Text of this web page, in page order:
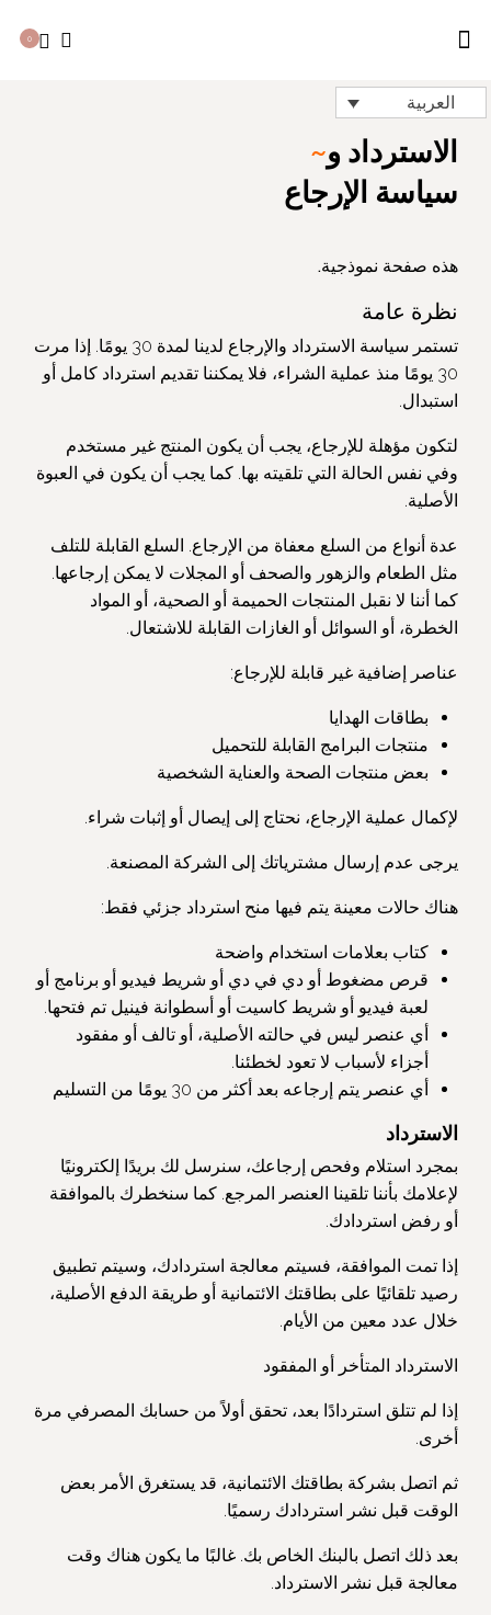
0
الاسترداد و~
سياسة الإرجاع
هذه صفحة نموذجية.
نظرة عامة
تستمر سياسة الاسترداد والإرجاع لدينا لمدة 30 يومًا. إذا مرت
30 يومًا منذ عملية الشراء، فلا يمكننا تقديم استرداد كامل أو
استبدال.
لتكون مؤهلة للإرجاع، يجب أن يكون المنتج غير مستخدم
وفي نفس الحالة التي تلقيته بها. كما يجب أن يكون في العبوة
الأصلية.
عدة أنواع من السلع معفاة من الإرجاع. السلع القابلة للتلف
مثل الطعام والزهور والصحف أو المجلات لا يمكن إرجاعها.
كما أننا لا نقبل المنتجات الحميمة أو الصحية، أو المواد
الخطرة، أو السوائل أو الغازات القابلة للاشتعال.
عناصر إضافية غير قابلة للإرجاع:
بطاقات الهدايا
منتجات البرامج القابلة للتحميل
بعض منتجات الصحة والعناية الشخصية
لإكمال عملية الإرجاع، نحتاج إلى إيصال أو إثبات شراء.
يرجى عدم إرسال مشترياتك إلى الشركة المصنعة.
هناك حالات معينة يتم فيها منح استرداد جزئي فقط:
كتاب بعلامات استخدام واضحة
قرص مضغوط أو دي في دي أو شريط فيديو أو برنامج أو
لعبة فيديو أو شريط كاسيت أو أسطوانة فينيل تم فتحها.
أي عنصر ليس في حالته الأصلية، أو تالف أو مفقود
أجزاء لأسباب لا تعود لخطئنا.
أي عنصر يتم إرجاعه بعد أكثر من 30 يومًا من التسليم
الاسترداد
بمجرد استلام وفحص إرجاعك، سنرسل لك بريدًا إلكترونيًا
لإعلامك بأننا تلقينا العنصر المرجع. كما سنخطرك بالموافقة
أو رفض استردادك.
إذا تمت الموافقة، فسيتم معالجة استردادك، وسيتم تطبيق
رصيد تلقائيًا على بطاقتك الائتمانية أو طريقة الدفع الأصلية،
خلال عدد معين من الأيام.
الاسترداد المتأخر أو المفقود
إذا لم تتلق استردادًا بعد، تحقق أولاً من حسابك المصرفي مرة
أخرى.
ثم اتصل بشركة بطاقتك الائتمانية، قد يستغرق الأمر بعض
الوقت قبل نشر استردادك رسميًا.
بعد ذلك اتصل بالبنك الخاص بك. غالبًا ما يكون هناك وقت
معالجة قبل نشر الاسترداد.
العربية